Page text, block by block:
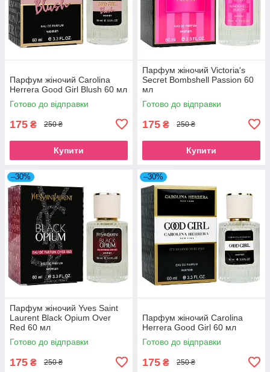
Парфум жіночий Carolina
Herrera Good Girl Blush 60 мл
Готово до відправки
175 ₴ 250 ₴
Купити
Парфум жіночий Victoria's
Secret Bombshell Passion 60
мл
Готово до відправки
175 ₴ 250 ₴
Купити
–30%
Парфум жіночий Yves Saint
Laurent Black Opium Over
Red 60 мл
Готово до відправки
175 ₴ 250 ₴
–30%
Парфум жіночий Carolina
Herrera Good Girl 60 мл
Готово до відправки
175 ₴ 250 ₴